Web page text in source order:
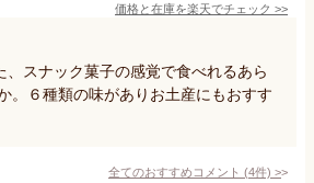
価格と在庫を楽天でチェック >>
、スナック菓子の感覚で食べれるあら
。６種類の味がありお土産にもおすす
全てのおすすめコメント (4件) >